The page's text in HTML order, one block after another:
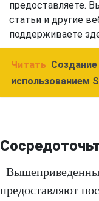
предоставляете.
статьи и другие
поддерживаете
Читать Создание
использованием
предоставляют